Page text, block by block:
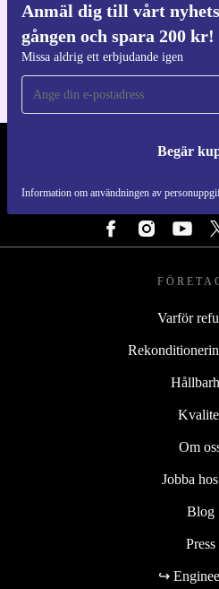
Anmäl dig till vårt
gången och spara 200 kr!
Missa aldrig ett erbjudande igen
Begär
Information om användningen av
Ladda ner
För iOS och
REFURBED
FÖLJ
Varför
Om
Jobba
Blog
Press
↪